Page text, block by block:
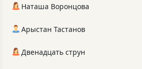
Наташа Воронцова
Арыстан Тастанов
Двенадцать струн